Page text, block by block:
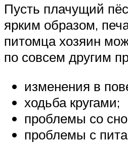
Пусть плачущий
ярким образом,
питомца хозяин
по совсем другим
изменения в
ходьба кругами;
проблемы со
проблемы с